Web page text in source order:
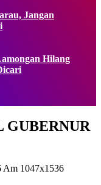
Jangan
Hilang
GUBERNUR